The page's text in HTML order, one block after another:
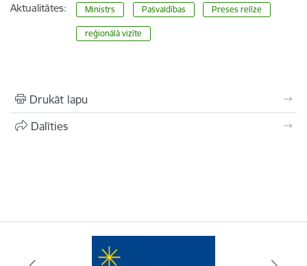
Aktualitātes: Ministrs Pašvaldības Preses relīze
reģionālā vizīte
Drukāt lapu
Dalīties